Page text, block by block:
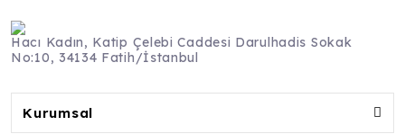
Hacı Kadın, Katip Çelebi Caddesi Darulhadis Sokak
No:10, 34134 Fatih/İstanbul
Kurumsal